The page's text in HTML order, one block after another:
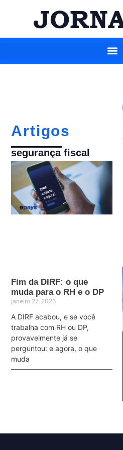
Artigos
segurança fiscal
Fim da DIRF: o que
muda para o RH e o DP
janeiro 27, 2026
A DIRF acabou, e se você
trabalha com RH ou DP,
provavelmente já se
perguntou: e agora, o que
muda